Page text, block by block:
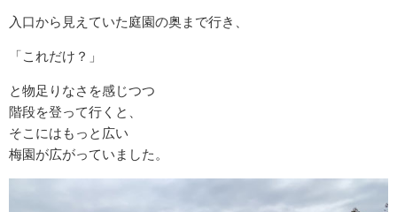
入口から見えていた庭園の奥まで行き、
「これだけ？」
と物足りなさを感じつつ
階段を登って行くと、
そこにはもっと広い
梅園が広がっていました。